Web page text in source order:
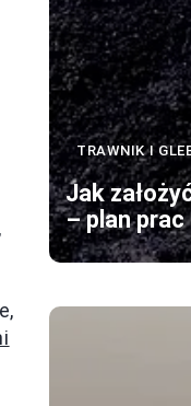
TRAWNIK I
Jak
– plan